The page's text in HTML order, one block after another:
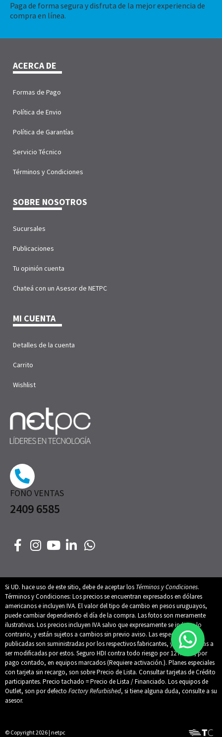
Paga de forma segura y disfruta de la mejor experiencia de
compra en línea.
FONO VENTAS
2409 6585
ACERCA DE
Formas de Pago
Política de Envio
Política de Garantías
Servicio Técnico
Términos y Condiciones
SOBRE NOSOTROS
Sucursales
Publicaciones
Tu opinión cuenta
Chateá con un Asesor de NETPC
MI CUENTA
Detalles de la cuenta
Carrito
Wishlist
Si UD. hace uso de este sitio, debe de aceptar los Términos y Condiciones.
Términos y Condiciones: Los precios se encuentran expresados en dólares
americanos e incluyen IVA. El valor del tipo de cambio en pesos uruguayos,
puede cambiar dependiendo el día de la compra. Las fotos son meramente
ilustrativas. Los precios incluyen IVA salvo que expresamente se indique lo
contrario, y están sujetos a cambios sin previo aviso. Las especificaciones
publicadas son suministradas por los respectivos fabricantes, y están sujetas a
ser modificadas por estos. Seguro HDI contra todo riesgo por 12 meses, por
pago contado, en equipos marcados (Requiere activación.). Planes especiales
con tarjeta sin recargo, son sobre Precio de Lista. Consultar tarjetas de Crédito
participantes. Precio tachado = Precio de Lista / Financiado. Los equipos de
Outlet, son por defecto Factory Refurbished, si tiene alguna duda, consulte a su
asesor.
© Copyright 2026 | netpc